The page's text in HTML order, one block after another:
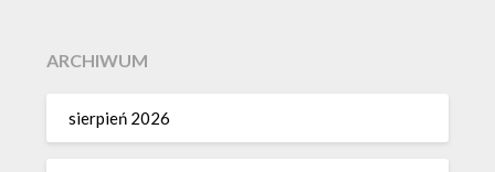
ARCHIWUM
sierpień 2026